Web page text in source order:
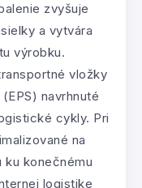
zvyšuje
a vytvára
výrobku.
vložky
navrhnuté
cykly. Pri
na
konečnému
logistike